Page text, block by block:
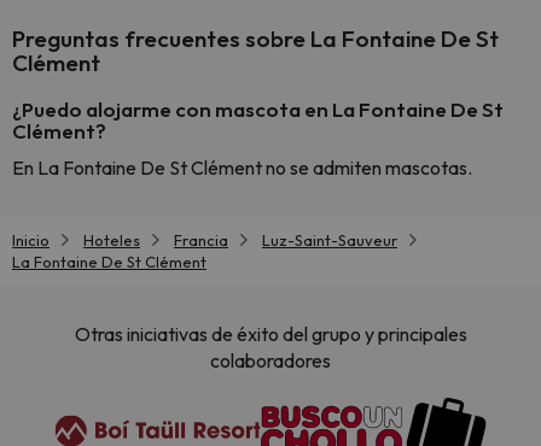
Preguntas frecuentes sobre La Fontaine De St
Clément
¿Puedo alojarme con mascota en La Fontaine De St
Clément?
En La Fontaine De St Clément no se admiten mascotas.
Inicio Hoteles Francia
Luz-Saint-Sauveur
La Fontaine De St Clément
Otras iniciativas de éxito del grupo y principales
colaboradores